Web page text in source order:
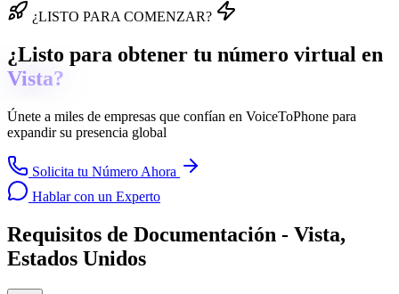
¿LISTO PARA COMENZAR?
¿Listo para obtener tu número virtual en
Vista?
Únete a miles de empresas que confían en VoiceToPhone para
expandir su presencia global
Solicita tu Número Ahora
Hablar con un Experto
Requisitos de Documentación - Vista,
Estados Unidos